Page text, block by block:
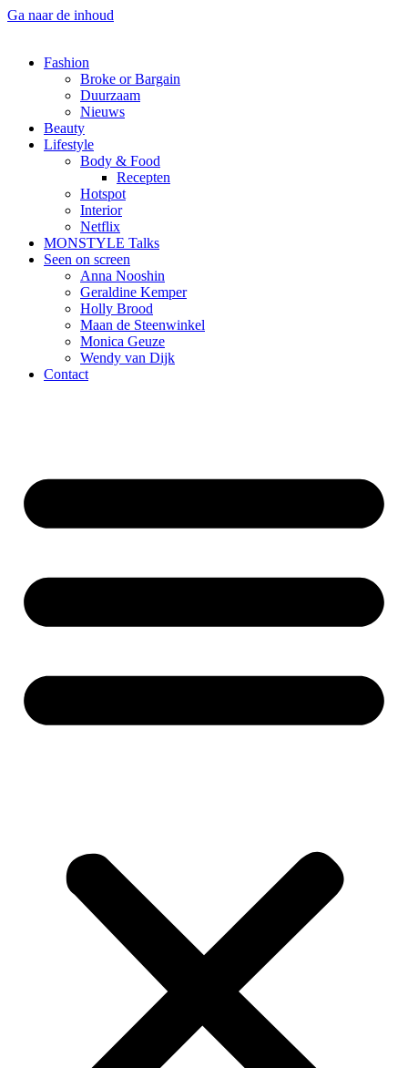
Ga naar de inhoud
Fashion
Broke or Bargain
Duurzaam
Nieuws
Beauty
Lifestyle
Body & Food
Recepten
Hotspot
Interior
Netflix
MONSTYLE Talks
Seen on screen
Anna Nooshin
Geraldine Kemper
Holly Brood
Maan de Steenwinkel
Monica Geuze
Wendy van Dijk
Contact